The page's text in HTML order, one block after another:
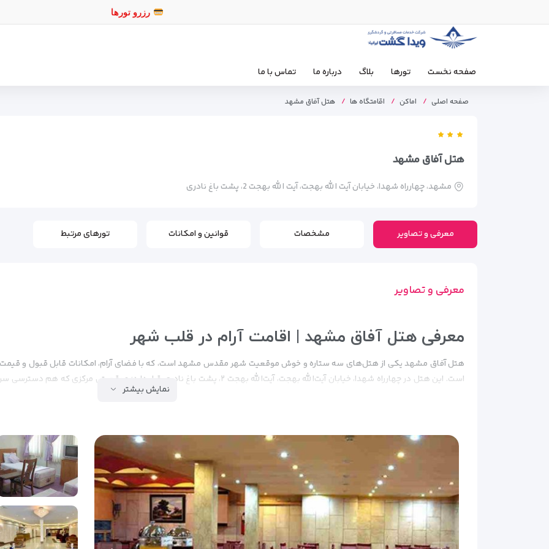
رزرو تورها
صفحه نخست تورها بلاگ درباره ما تماس با ما
صفحه اصلی اماکن اقامتگاه ها هتل آفاق مشهد
هتل آفاق مشهد
مشهد، چهارراه شهدا، خيابان آيت الله بهجت، آیت الله بهجت 2، پشت باغ نادری
معرفی و تصاویر مشخصات قوانین و امکانات تورهای مرتبط
معرفی و تصاویر
معرفی هتل آفاق مشهد | اقامت آرام در قلب شهر
هتل آفاق مشهد یکی از هتل‌های سه ستاره و خوش‌ موقعیت شهر مقدس مشهد است، که با فضای آرام، امکانات قابل قبول و قیمت
است. این هتل در چهارراه شهدا، خیابان آیت‌الله بهجت، آیت‌الله بهجت ۲، پشت باغ نادری قرار
معماری و فضای کلی هتل آفاق مشهد
ساختمان ۸ طبقه هتل آفاق دارای طراحی ساده، تمیز و کاربردی است. دارای ۷۰ واحد
پاسخگوی نیاز انواع مسافران باشد؛ از زوج‌های جوان گرفته تا خانواده‌های پرجمعیت. طراحی داخلی اتاق‌ها با رنگ‌های گرم، نور
امکانات اتاق‌ها
نمایش بیشتر